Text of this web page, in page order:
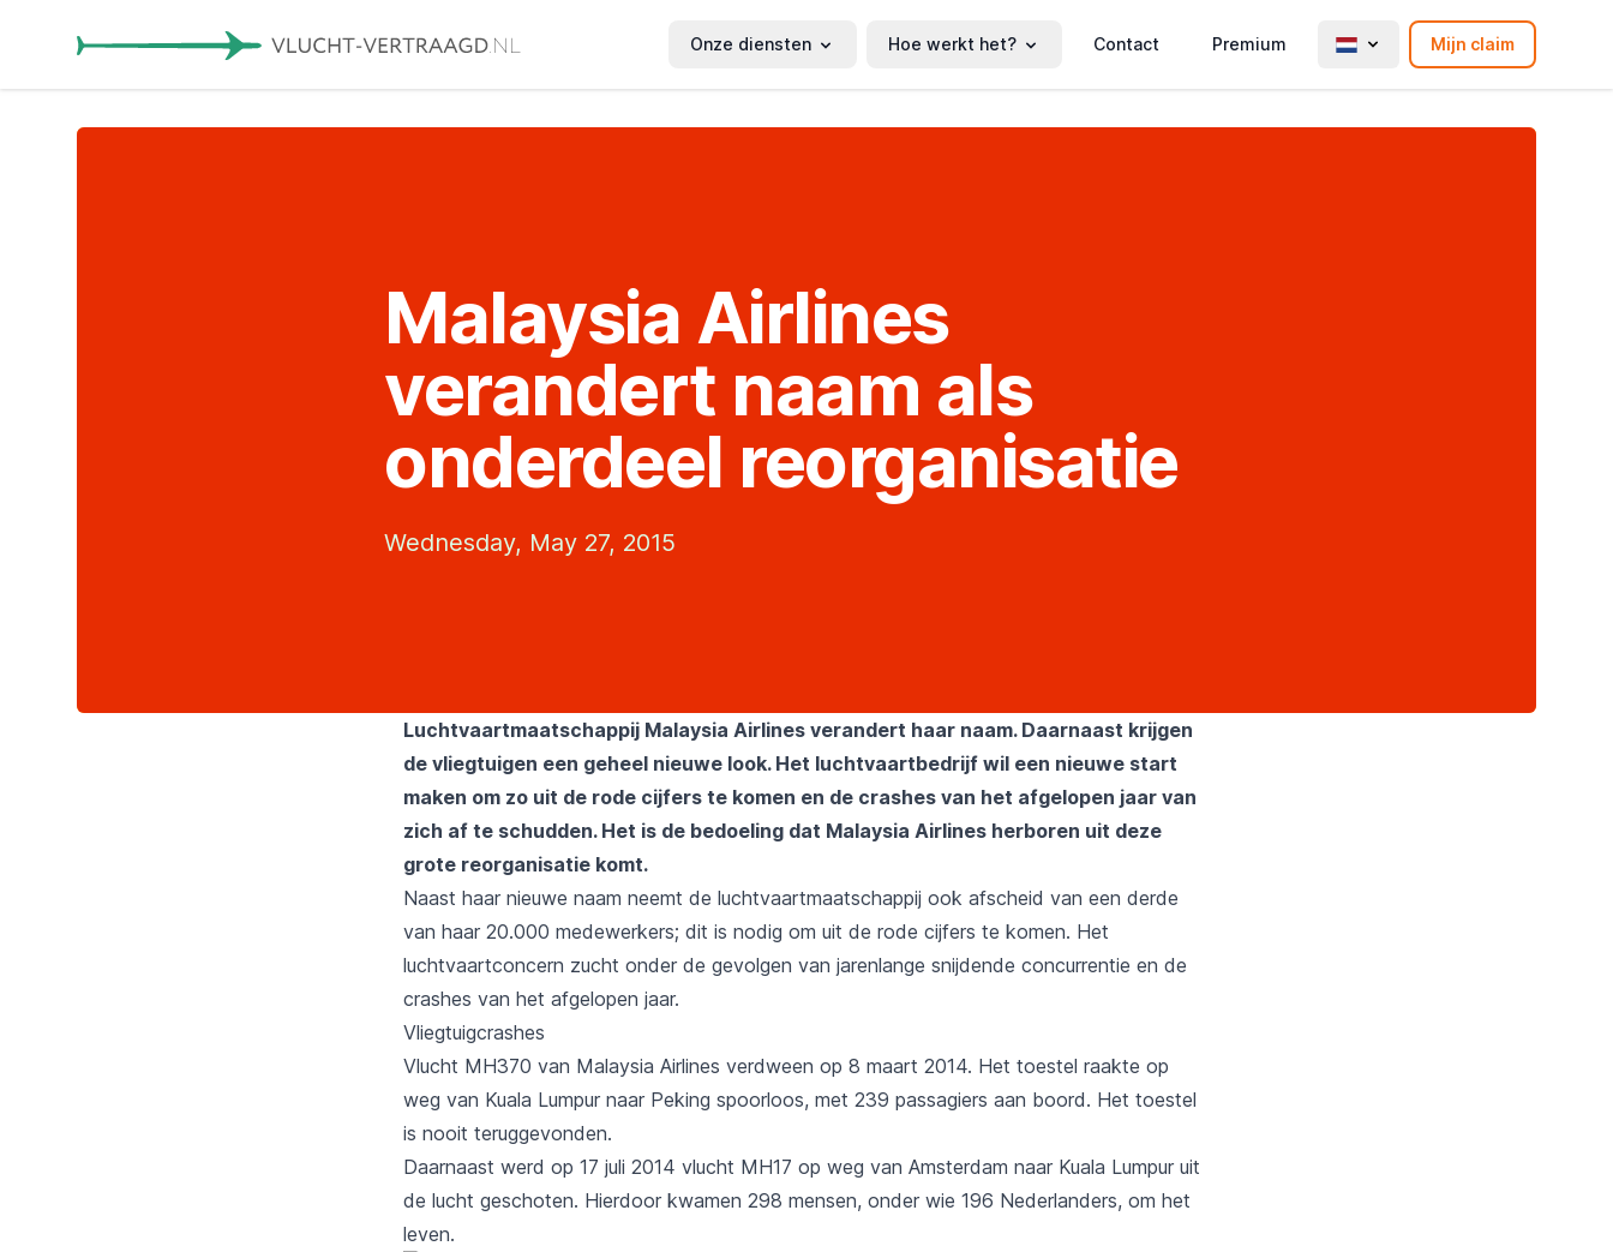
Onze diensten Hoe werkt het? Contact Premium Mijn claim
Malaysia Airlines
verandert naam als
onderdeel reorganisatie
Wednesday, May 27, 2015
Luchtvaartmaatschappij Malaysia Airlines verandert haar naam. Daarnaast krijgen
de vliegtuigen een geheel nieuwe look. Het luchtvaartbedrijf wil een nieuwe start
maken om zo uit de rode cijfers te komen en de crashes van het afgelopen jaar van
zich af te schudden. Het is de bedoeling dat Malaysia Airlines herboren uit deze
grote reorganisatie komt.
Naast haar nieuwe naam neemt de luchtvaartmaatschappij ook afscheid van een derde
van haar 20.000 medewerkers; dit is nodig om uit de rode cijfers te komen. Het
luchtvaartconcern zucht onder de gevolgen van jarenlange snijdende concurrentie en de
crashes van het afgelopen jaar.
Vliegtuigcrashes
Vlucht MH370 van Malaysia Airlines verdween op 8 maart 2014. Het toestel raakte op
weg van Kuala Lumpur naar Peking spoorloos, met 239 passagiers aan boord. Het toestel
is nooit teruggevonden.
Daarnaast werd op 17 juli 2014 vlucht MH17 op weg van Amsterdam naar Kuala Lumpur uit
de lucht geschoten. Hierdoor kwamen 298 mensen, onder wie 196 Nederlanders, om het
leven.